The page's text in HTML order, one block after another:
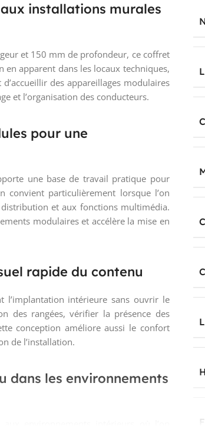
installations murales
et 150 mm de profondeur, ce coffret
apparent dans les locaux techniques,
des appareillages modulaires
et l’organisation des conducteurs.
pour une
une base de travail pratique pour
convient particulièrement lorsque l’on
et aux fonctions multimédia.
modulaires et accélère la mise en
rapide du contenu
l’implantation intérieure sans ouvrir le
des rangées, vérifier la présence des
conception améliore aussi le confort
de l’installation.
les environnements